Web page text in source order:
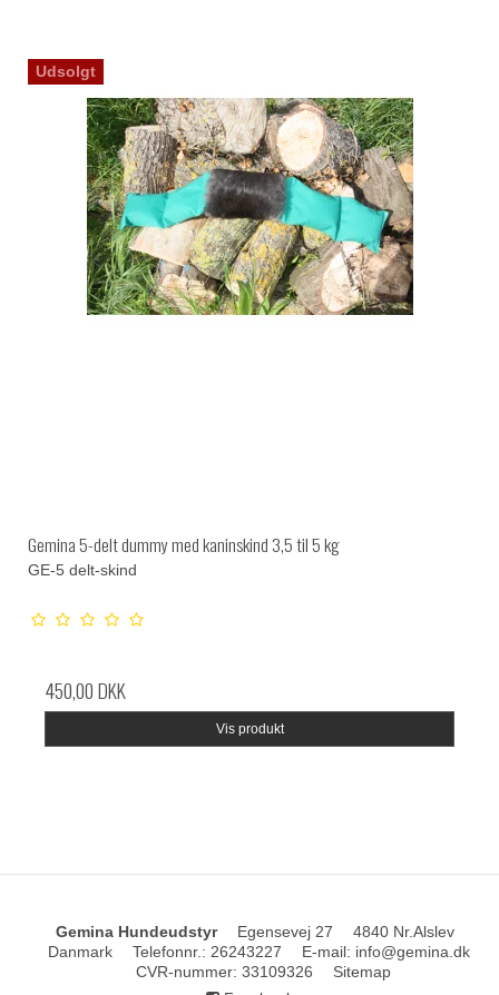
Udsolgt
Gemina 5-delt dummy med kaninskind 3,5 til 5 kg
GE-5 delt-skind
450,00 DKK
Vis produkt
Gemina Hundeudstyr Egensevej 27
4840 Nr.Alslev
Danmark
Telefonnr. : 26243227 E-mail: info@gemina.dk
CVR-nummer: 33109326
Sitemap